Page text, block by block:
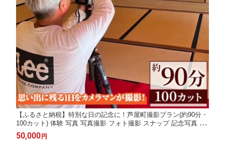
【ふるさと納税】特別な日の記念に！芦屋町撮影プラン(約90分・
100カット) 体験 写真 写真撮影 フォト撮影 スナップ 記念写真 家
族 結婚 出産 金婚式 成人式 長寿祝い 誕生日 記念日 七五三 福岡
県 芦屋町【長島写真事務所】
50,000 円